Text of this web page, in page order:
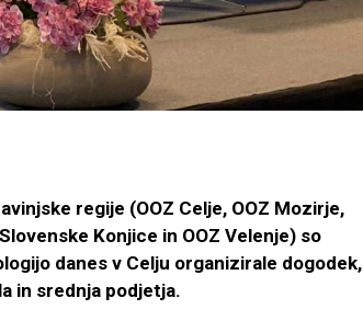
regije (OOZ Celje, OOZ Mozirje,
Konjice in OOZ Velenje) so
danes v Celju organizirale dogodek,
in srednja podjetja.